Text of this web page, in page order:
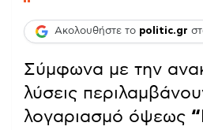
Ακολουθήστε το politic.gr
Σύμφωνα με την
λύσεις
λογαριασμό όψεως